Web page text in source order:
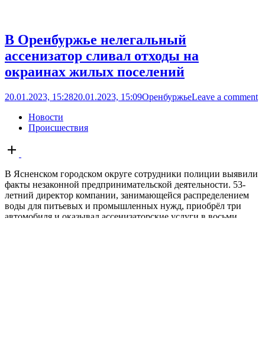
В Оренбуржье нелегальный
ассенизатор сливал отходы на
окраинах жилых поселений
20.01.2023, 15:2820.01.2023, 15:09ОренбуржьеLeave a comment
Новости
Происшествия
Open
post
В Ясненском городском округе сотрудники полиции выявили
факты незаконной предпринимательской деятельности. 53-
летний директор компании, занимающейся распределением
воды для питьевых и промышленных нужд, приобрёл три
автомобиля и оказывал ассенизаторские услуги в восьми